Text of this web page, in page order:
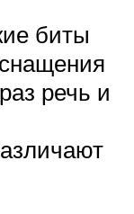
биты
речь и